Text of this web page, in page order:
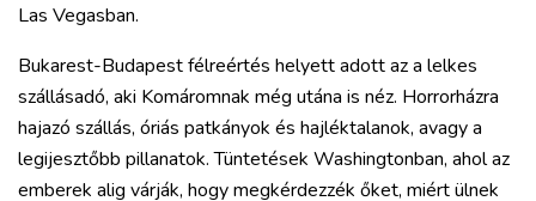
Las Vegasban.
Bukarest-Budapest félreértés helyett adott az a lelkes
szállásadó, aki Komáromnak még utána is néz. Horrorházra
hajazó szállás, óriás patkányok és hajléktalanok, avagy a
legijesztőbb pillanatok. Tüntetések Washingtonban, ahol az
emberek alig várják, hogy megkérdezzék őket, miért ülnek